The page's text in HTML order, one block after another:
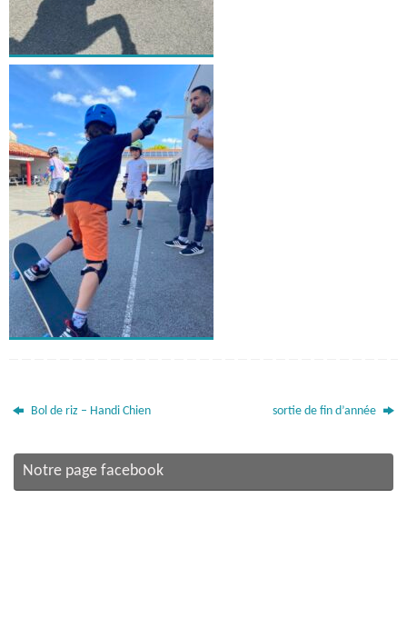
Bol de riz – Handi Chien sortie de fin d’année
Notre page facebook